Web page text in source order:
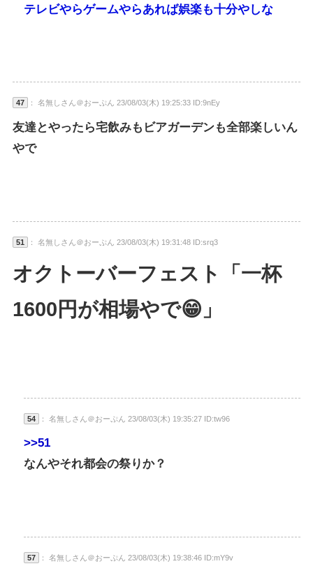
テレビやらゲームやらあれば娯楽も十分やしな
47 ： 名無しさん＠おーぷん 23/08/03(木) 19:25:33 ID:9nEy
友達とやったら宅飲みもビアガーデンも全部楽しいん
やで
51 ： 名無しさん＠おーぷん 23/08/03(木) 19:31:48 ID:srq3
オクトーバーフェスト「一杯
1600円が相場やで😁」
54 ： 名無しさん＠おーぷん 23/08/03(木) 19:35:27 ID:tw96
>>51
なんやそれ都会の祭りか？
57 ： 名無しさん＠おーぷん 23/08/03(木) 19:38:46 ID:mY9v